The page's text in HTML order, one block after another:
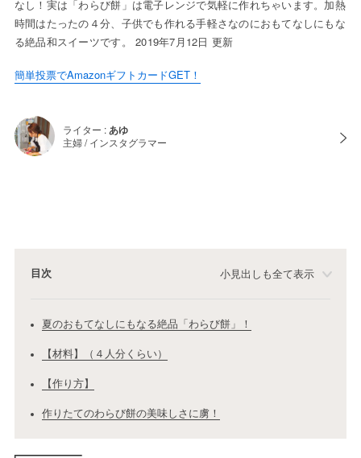
なし！実は「わらび餅」は電子レンジで気軽に作れちゃいます。加熱
時間はたったの４分、子供でも作れる手軽さなのにおもてなしにもな
る絶品和スイーツです。 2019年7月12日 更新
簡単投票でAmazonギフトカードGET！
ライター :あゆ
主婦 / インスタグラマー
目次 小見出しも全て表示
夏のおもてなしにもなる絶品「わらび餅」！
【材料】（４人分くらい）
【作り方】
作りたてのわらび餅の美味しさに虜！